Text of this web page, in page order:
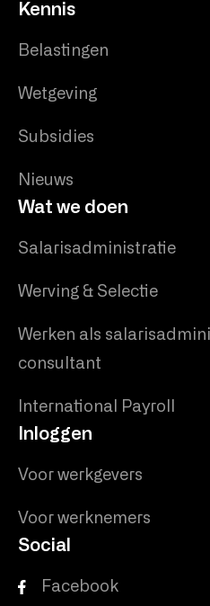
Kennis
Belastingen
Wetgeving
Subsidies
Nieuws
Wat we doen
Salarisadministratie
Werving & Selectie
Werken als
consultant
International Payroll
Inloggen
Voor werkgevers
Voor werknemers
Social
Facebook